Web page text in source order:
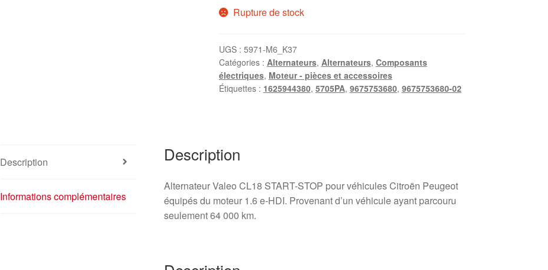
Rupture de stock
UGS : 5971-M6_K37
Catégories : Alternateurs, Alternateurs, Composants
électriques, Moteur - pièces et accessoires
Étiquettes : 1625944380, 5705PA, 9675753680, 9675753680-02
Description
Informations complémentaires
Description
Alternateur Valeo CL18 START-STOP pour véhicules Citroën Peugeot
équipés du moteur 1.6 e-HDI. Provenant d’un véhicule ayant parcouru
seulement 64 000 km.